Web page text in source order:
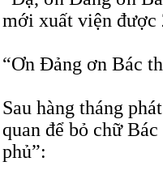
mới xuất viện được
“Ơn Đảng ơn Bác
Sau hàng tháng
quan để bỏ chữ
phủ”: